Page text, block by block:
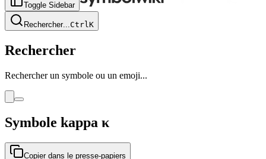
Toggle Sidebar
Rechercher...CtrlK
Rechercher
Rechercher un symbole ou un emoji...
Symbole kappa κ
Copier dans le presse-papiers